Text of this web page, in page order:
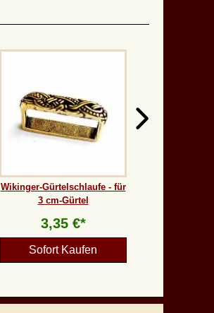
Wikinger-Gürtelschlaufe - für
3 cm-Gürtel
3,35 €*
Sofort Kaufen